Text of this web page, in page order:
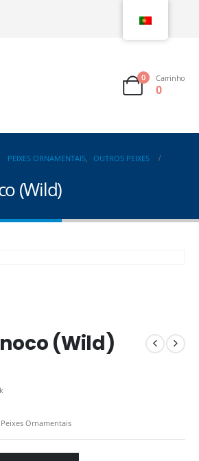
0 Carrinho
0
PEIXES ORNAMENTAIS, OUTROS PEIXES
(Wild)
(Wild)
Peixes Ornamentais